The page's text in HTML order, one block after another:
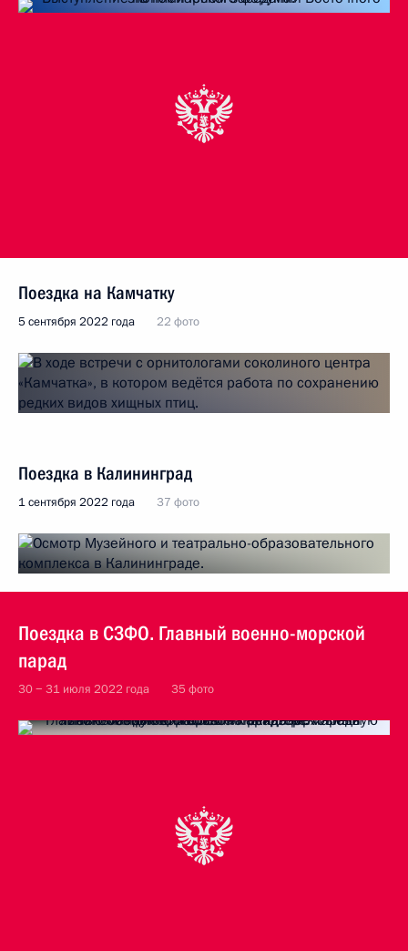
Поездка на Камчатку
5 сентября 2022 года 22 фото
Поездка в Калининград
1 сентября 2022 года 37 фото
Поездка в СЗФО. Главный военно-морской
парад
30 − 31 июля 2022 года 35 фото